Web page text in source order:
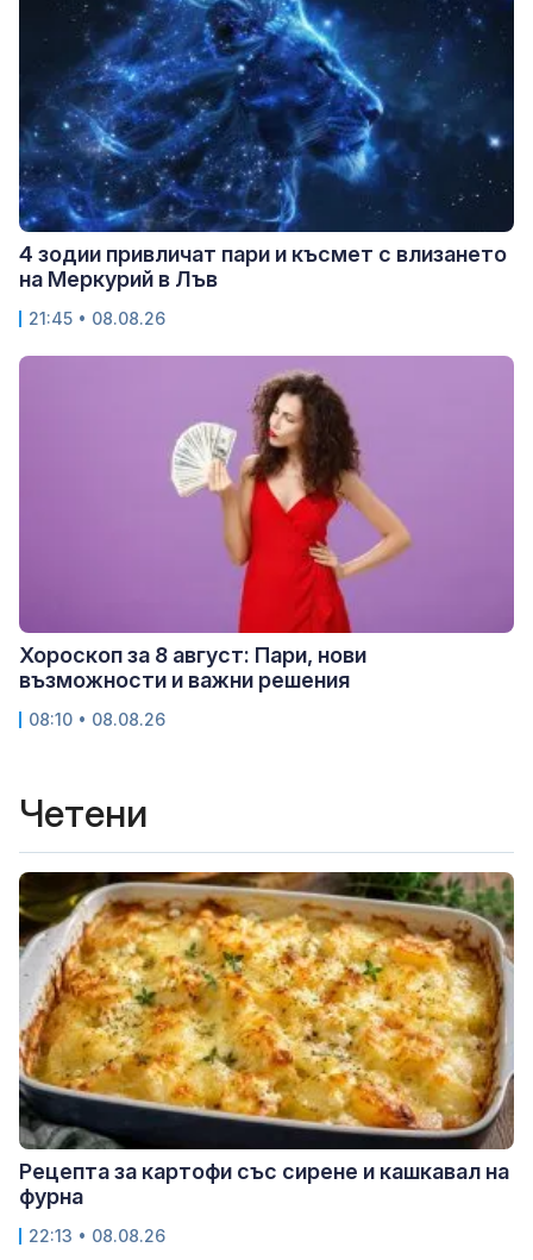
4 зодии привличат пари и късмет с влизането
на Меркурий в Лъв
21:45 • 08.08.26
Хороскоп за 8 август: Пари, нови
възможности и важни решения
08:10 • 08.08.26
Четени
Рецепта за картофи със сирене и кашкавал на
фурна
22:13 • 08.08.26